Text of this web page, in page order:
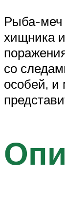
Рыба-меч
хищника
со
особей, и